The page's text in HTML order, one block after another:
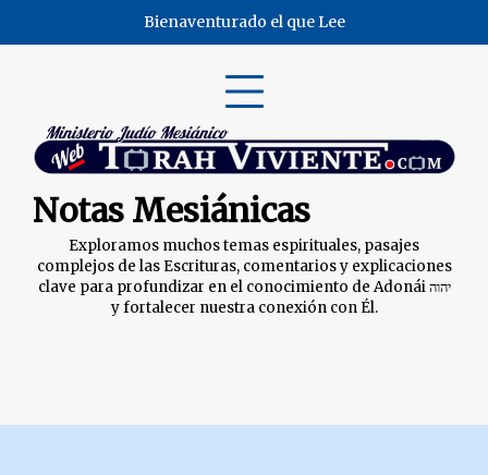
content
Bienaventurado el que Lee
Notas Mesiánicas
Exploramos muchos temas espirituales, pasajes
complejos de las Escrituras, comentarios y explicaciones
clave para profundizar en el conocimiento de Adonái יהוה
y fortalecer nuestra conexión con Él.